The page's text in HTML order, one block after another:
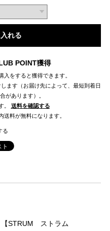
れる
POINT獲得
入をすると獲得できます。
ます（お届け先によって、最短到着日
があります）。
。
送料を確認する
料が無料になります。
る
【STRUM ストラム